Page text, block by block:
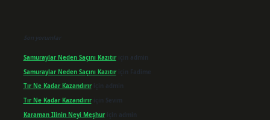
Son yorumlar
Samuraylar Neden Saçını Kazıtıriçin admin
Samuraylar Neden Saçını Kazıtıriçin Fadime
Tır Ne Kadar Kazandırıriçin admin
Tır Ne Kadar Kazandırıriçin Sevim
Karaman Ilinin Neyi Meşhuriçin admin